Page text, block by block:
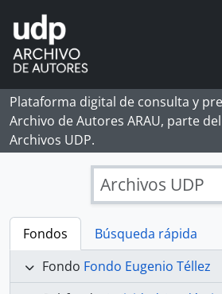
Skip to main content
Plataforma digital de consulta y
Archivo de Autores ARAU, parte
Archivos UDP.
Archivos UDP
Fondos
Búsqueda rápida
Fondo Fondo Eugenio Téllez